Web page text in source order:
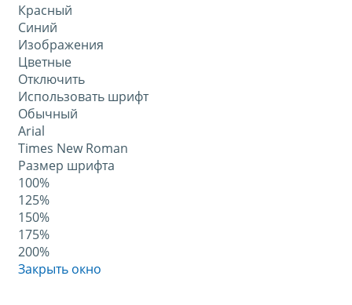
Красный
Синий
Изображения
Цветные
Отключить
Использовать шрифт
Обычный
Arial
Times New Roman
Размер шрифта
100%
125%
150%
175%
200%
Закрыть окно